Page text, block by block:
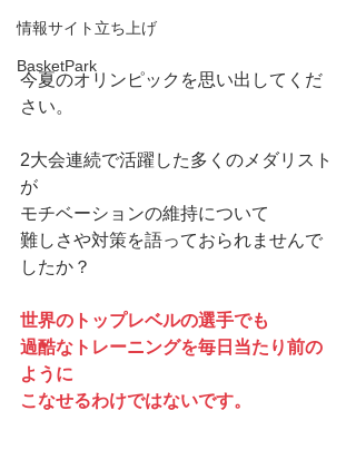
情報サイト立ち上げ
BasketPark
今夏のオリンピックを思い出してくだ
さい。
2大会連続で活躍した多くのメダリスト
が
モチベーションの維持について
難しさや対策を語っておられませんで
したか？
世界のトップレベルの選手でも
過酷なトレーニングを毎日当たり前の
ように
こなせるわけではないです。